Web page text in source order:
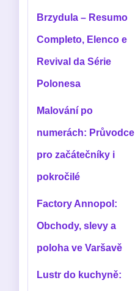
Brzydula – Resumo
Completo, Elenco e
Revival da Série
Polonesa
Malování po
numerách: Průvodce
pro začátečníky i
pokročilé
Factory Annopol:
Obchody, slevy a
poloha ve Varšavě
Lustr do kuchyně: